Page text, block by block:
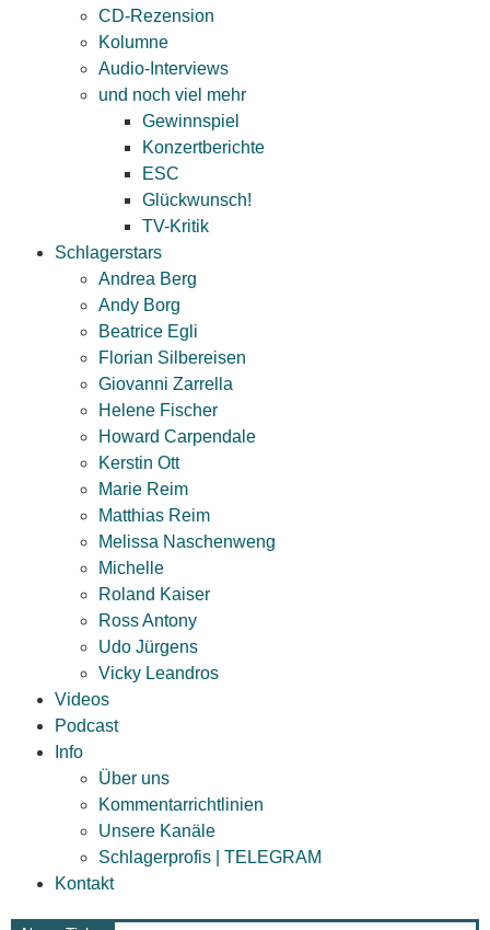
CD-Rezension
Kolumne
Audio-Interviews
und noch viel mehr
Gewinnspiel
Konzertberichte
ESC
Glückwunsch!
TV-Kritik
Schlagerstars
Andrea Berg
Andy Borg
Beatrice Egli
Florian Silbereisen
Giovanni Zarrella
Helene Fischer
Howard Carpendale
Kerstin Ott
Marie Reim
Matthias Reim
Melissa Naschenweng
Michelle
Roland Kaiser
Ross Antony
Udo Jürgens
Vicky Leandros
Videos
Podcast
Info
Über uns
Kommentarrichtlinien
Unsere Kanäle
Schlagerprofis | TELEGRAM
Kontakt